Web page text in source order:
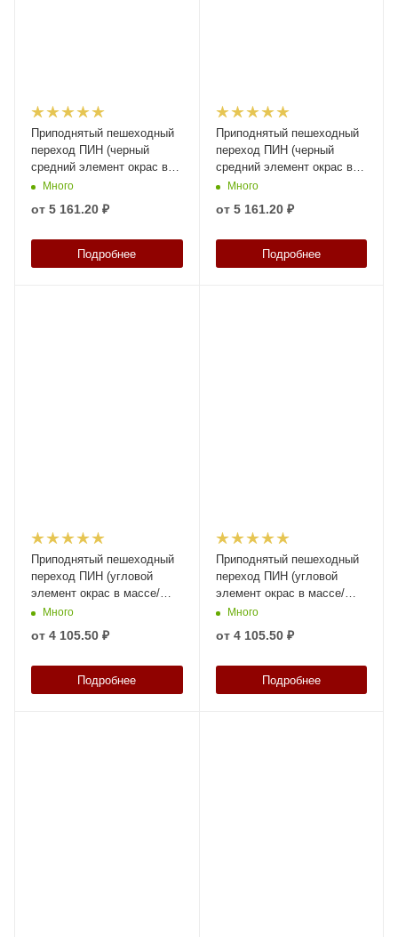
Приподнятый пешеходный
переход ПИН (черный
средний элемент окрас в
массе/сверху) высотой 58
Много
от 5 161.20 ₽
Подробнее
Приподнятый пешеходный
переход ПИН (черный
средний элемент окрас в
массе/сверху) высотой 50
Много
от 5 161.20 ₽
Подробнее
Приподнятый пешеходный
переход ПИН (угловой
элемент окрас в массе/
сверху) высотой 58 мм
Много
от 4 105.50 ₽
Подробнее
Приподнятый пешеходный
переход ПИН (угловой
элемент окрас в массе/
сверху) высотой 50 мм
Много
от 4 105.50 ₽
Подробнее